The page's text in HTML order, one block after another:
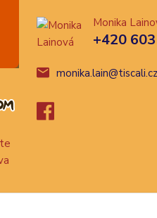
Monika
+420
monika.lain@tiscali.cz